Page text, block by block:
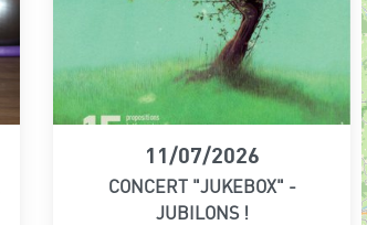
11/07/2026
CONCERT "JUKEBOX" -
JUBILONS !